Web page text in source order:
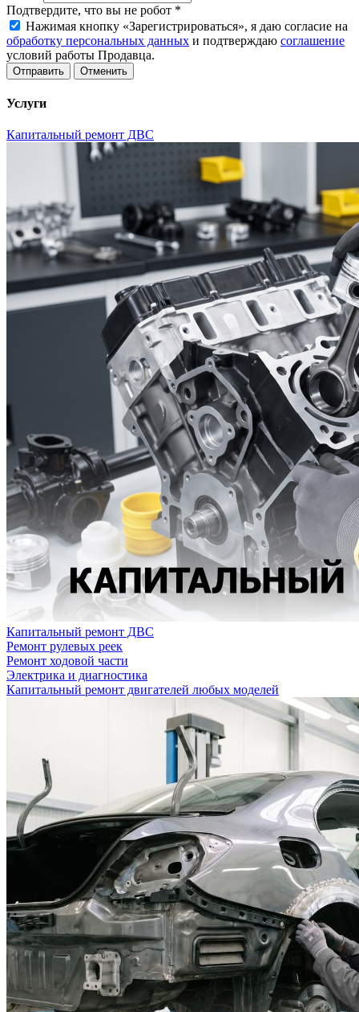
Подтвердите, что вы не робот *
Нажимая кнопку «Зарегистрироваться», я даю согласие на
обработку персональных данных и подтверждаю соглашение
условий работы Продавца.
Отменить
Услуги
Капитальный ремонт ДВС
Капитальный ремонт ДВС
Ремонт рулевых реек
Ремонт ходовой части
Электрика и диагностика
Капитальный ремонт двигателей любых моделей